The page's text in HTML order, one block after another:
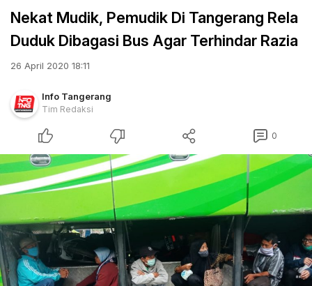
Nekat Mudik, Pemudik Di Tangerang Rela
Duduk Dibagasi Bus Agar Terhindar Razia
26 April 2020 18:11
Info Tangerang
Tim Redaksi
0